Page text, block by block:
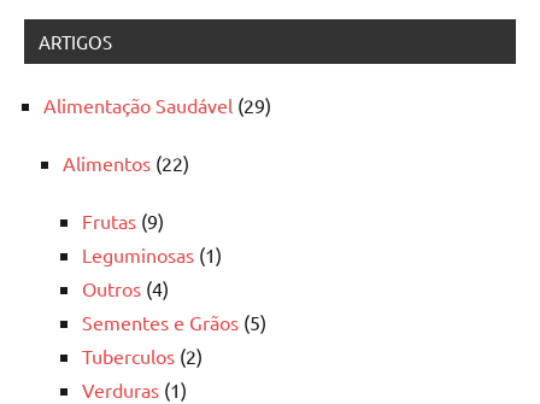
ARTIGOS
Alimentação Saudável (29)
Alimentos (22)
Frutas (9)
Leguminosas (1)
Outros (4)
Sementes e Grãos (5)
Tuberculos (2)
Verduras (1)